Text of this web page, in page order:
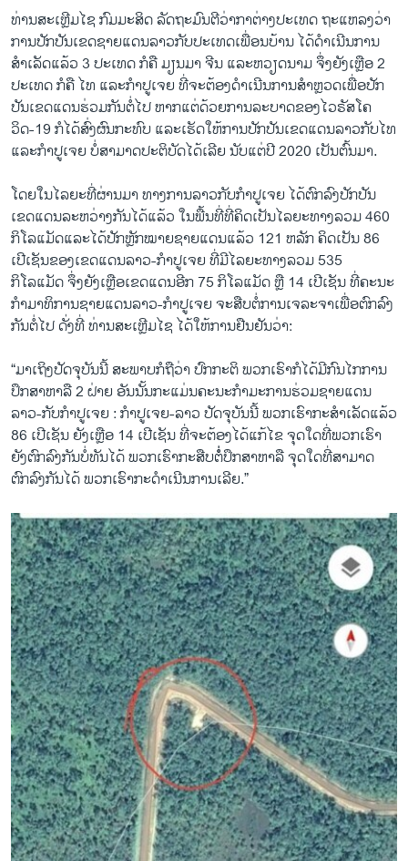
ທ່ານສະເຫຼີມໄຊ ກົມມະສິດ ລັດຖະມົນຕີວ່າກາຕ່າງປະເທດ ຖະແຫລງວ່າ
ການປັກປັນເຂດຊາຍແດນລາວກັບປະເທດເພື່ອນບ້ານ ໄດ້ດຳເນີນການ
ສຳເລັດແລ້ວ 3 ປະເທດ ກໍຄື ມຽນມາ ຈີນ ແລະຫວຽດນາມ ຈຶ່ງຍັງເຫຼືອ 2
ປະເທດ ກໍຄື ໄທ ແລະກຳປູເຈຍ ທີ່ຈະຕ້ອງດຳເນີນການສຳຫຼວດເພື່ອປັກ
ປັນເຂດແດນຮ່ວມກັນຕໍ່ໄປ ຫາກແຕ່ດ້ວຍການລະບາດຂອງໄວຣັສໂຄ
ວິດ-19 ກໍໄດ້ສົ່ງຜົນກະທົບ ແລະເຮັດໃຫ້ການປັກປັນເຂດແດນລາວກັບໄທ
ແລະກຳປູເຈຍ ບໍ່ສາມາດປະຕິບັດໄດ້ເລີຍ ນັບແຕ່ປີ 2020 ເປັນຕົ້ນມາ.
ໂດຍໃນໄລຍະທີ່ຜ່ານມາ ທາງການລາວກັບກຳປູເຈຍ ໄດ້ຕົກລົງປັກປັນ
ເຂດແດນລະຫວ່າງກັນໄດ້ແລ້ວ ໃນພື້ນທີ່ທີ່ຄິດເປັນໄລຍະທາງລວມ 460
ກິໂລແມັດແລະໄດ້ປັກຫຼັກໝາຍຊາຍແດນແລ້ວ 121 ຫລັກ ຄິດເປັນ 86
ເປີເຊັນຂອງເຂດແດນລາວ-ກຳປູເຈຍ ທີ່ມີໄລຍະທາງລວມ 535
ກິໂລແມັດ ຈຶ່ງຍັງເຫຼືອເຂດແດນອີກ 75 ກິໂລແມັດ ຫຼື 14 ເປີເຊັນ ທີ່ຄະນະ
ກຳມາທິການຊາຍແດນລາວ-ກຳປູເຈຍ ຈະສືບຕໍ່ການເຈລະຈາເພື່ອຕົກລົງ
ກັນຕໍ່ໄປ ດັ່ງທີ່ ທ່ານສະເຫຼີມໄຊ ໄດ້ໃຫ້ການຢືນຢັນວ່າ:
“ມາເຖິງປັດຈຸບັນນີ້ ສະພາບກໍຖືວ່າ ປົກກະຕິ ພວກເຮົາກໍໄດ້ມີກົນໄກການ
ປຶກສາຫາລື 2 ຝ່າຍ ອັນນັ້ນກະແມ່ນຄະນະກຳມະການຮ່ວມຊາຍແດນ
ລາວ-ກັບກຳປູເຈຍ : ກຳປູເຈຍ-ລາວ ປັດຈຸບັນນີ້ ພວກເຮົາກະສຳເລັດແລ້ວ
86 ເປີເຊັນ ຍັງເຫຼືອ 14 ເປີເຊັນ ທີ່ຈະຕ້ອງໄດ້ແກ້ໄຂ ຈຸດໃດທີ່ພວກເຮົາ
ຍັງຕົກລົງກັນບໍ່ທັນໄດ້ ພວກເຮົາກະສືບຕໍ່ໍ່ປຶກສາຫາລື ຈຸດໃດທີ່ສາມາດ
ຕົກລົງກັນໄດ້ ພວກເຮົາກະດຳເນີນການເລີຍ.”